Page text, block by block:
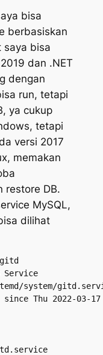
bisa
berbasiskan
saya bisa
dan .NET
dengan
run, tetapi
ya cukup
tetapi
versi 2017
memakan
restore DB.
MySQL,
dilihat
system/
Thu 2022-03-